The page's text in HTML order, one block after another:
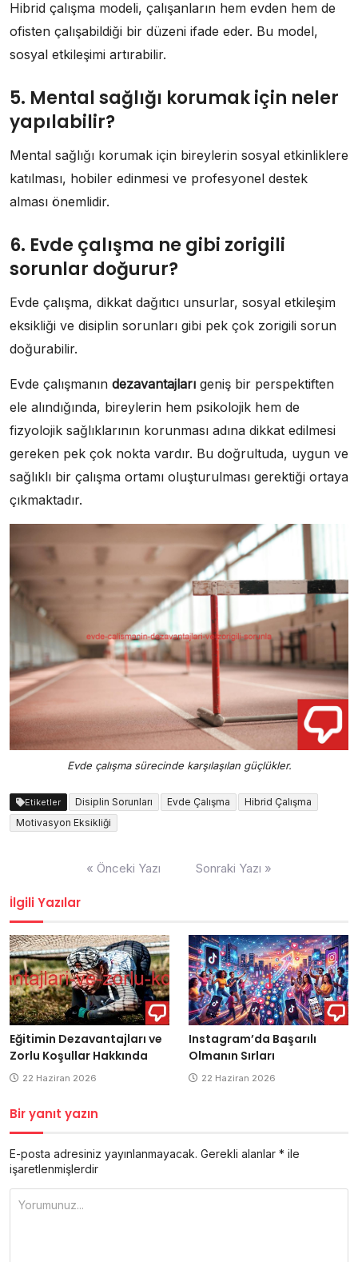
Hibrid çalışma modeli, çalışanların hem evden hem de
ofisten çalışabildiği bir düzeni ifade eder. Bu model,
sosyal etkileşimi artırabilir.
5. Mental sağlığı korumak için neler
yapılabilir?
Mental sağlığı korumak için bireylerin sosyal etkinliklere
katılması, hobiler edinmesi ve profesyonel destek
alması önemlidir.
6. Evde çalışma ne gibi zorigili
sorunlar doğurur?
Evde çalışma, dikkat dağıtıcı unsurlar, sosyal etkileşim
eksikliği ve disiplin sorunları gibi pek çok zorigili sorun
doğurabilir.
Evde çalışmanın dezavantajları geniş bir perspektiften
ele alındığında, bireylerin hem psikolojik hem de
fizyolojik sağlıklarının korunması adına dikkat edilmesi
gereken pek çok nokta vardır. Bu doğrultuda, uygun ve
sağlıklı bir çalışma ortamı oluşturulması gerektiği ortaya
çıkmaktadır.
Evde çalışma sürecinde karşılaşılan güçlükler.
Etiketler Disiplin Sorunları Evde Çalışma
Hibrid Çalışma
Motivasyon Eksikliği
« Önceki Yazı Sonraki Yazı »
İlgili Yazılar
Eğitimin Dezavantajları ve
Zorlu Koşullar Hakkında
22 Haziran 2026
Instagram’da Başarılı
Olmanın Sırları
22 Haziran 2026
Bir yanıt yazın
E-posta adresiniz yayınlanmayacak. Gerekli alanlar * ile
işaretlenmişlerdir